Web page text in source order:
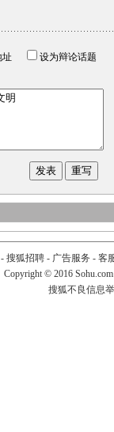
址
设为辩论话题
搜狐招聘- 广告服务 - 客
Copyright © 2016
搜狐不良信息